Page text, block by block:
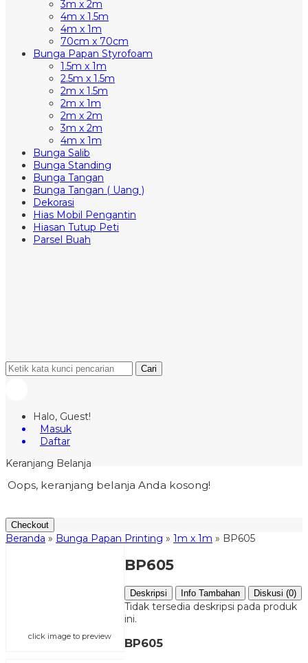
3m x 2m
4m x 1.5m
4m x 1m
70cm x 70cm
Bunga Papan Styrofoam
1.5m x 1m
2.5m x 1.5m
2m x 1.5m
2m x 1m
2m x 2m
3m x 2m
4m x 1m
Bunga Salib
Bunga Standing
Bunga Tangan
Bunga Tangan ( Uang )
Dekorasi
Hias Mobil Pengantin
Hiasan Tutup Peti
Parsel Buah
Cari
Halo, Guest!
Masuk
Daftar
Keranjang Belanja
Oops, keranjang belanja Anda kosong!
Checkout
Beranda » Bunga Papan Printing » 1m x 1m » BP605
click image to preview
BP605
Deskripsi Info Tambahan Diskusi (0)
Tidak tersedia deskripsi pada produk
ini.
BP605